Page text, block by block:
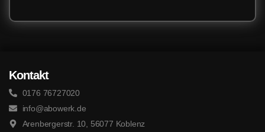
Kontakt
0176 76727020
info@abowerk.de
Arenbergerstr. 10, 56077 Koblenz